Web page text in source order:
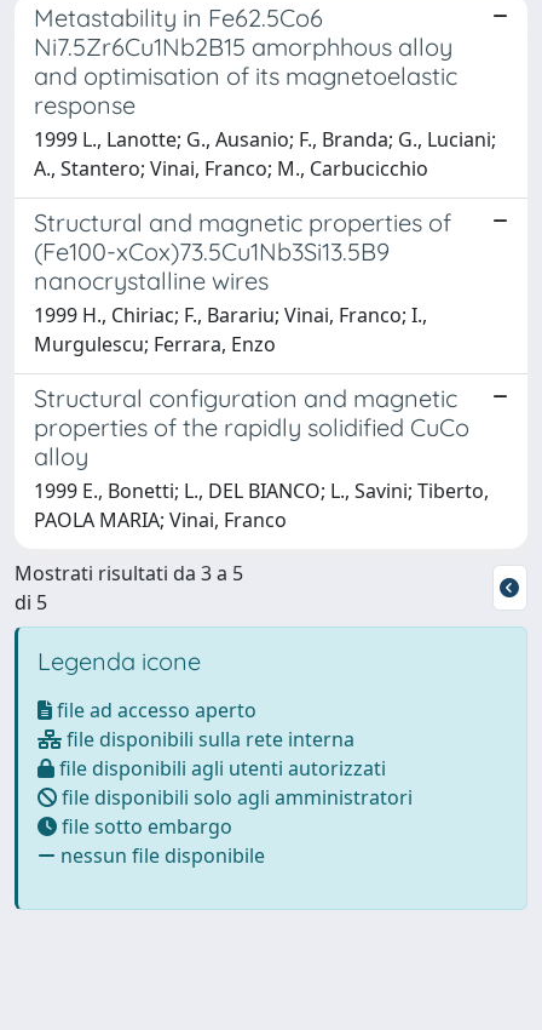
Metastability in Fe62.5Co6
Ni7.5Zr6Cu1Nb2B15 amorphhous alloy
and optimisation of its magnetoelastic
response
1999 L., Lanotte; G., Ausanio; F., Branda; G., Luciani;
A., Stantero; Vinai, Franco; M., Carbucicchio
Structural and magnetic properties of
(Fe100-xCox)73.5Cu1Nb3Si13.5B9
nanocrystalline wires
1999 H., Chiriac; F., Barariu; Vinai, Franco; I.,
Murgulescu; Ferrara, Enzo
Structural configuration and magnetic
properties of the rapidly solidified CuCo
alloy
1999 E., Bonetti; L., DEL BIANCO; L., Savini; Tiberto,
PAOLA MARIA; Vinai, Franco
Mostrati risultati da 3 a 5
di 5
Legenda icone
file ad accesso aperto
file disponibili sulla rete interna
file disponibili agli utenti autorizzati
file disponibili solo agli amministratori
file sotto embargo
nessun file disponibile